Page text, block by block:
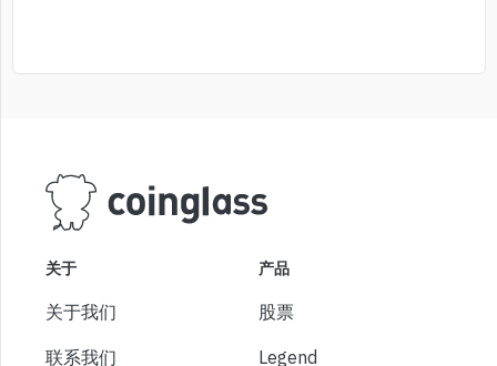
关于
关于我们
联系我们
产品
股票
Legend